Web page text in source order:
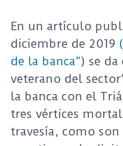
En un artículo
diciembre de 2019
de la banca”) se
veterano del
la banca con el
tres vértices
travesía, como